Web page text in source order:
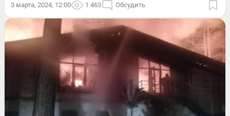
3 марта, 2024, 12:00 1 463 Обсудить